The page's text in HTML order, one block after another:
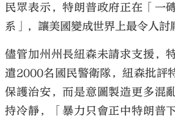
民眾表示，特朗普政府正在「一
系」，讓美國變成世界上最令人討
儘管加州州長紐森未請求支援，
遣2000名國民警衛隊，紐森批評
保護治安，而是意圖製造更多混
持冷靜，「暴力只會正中特朗普